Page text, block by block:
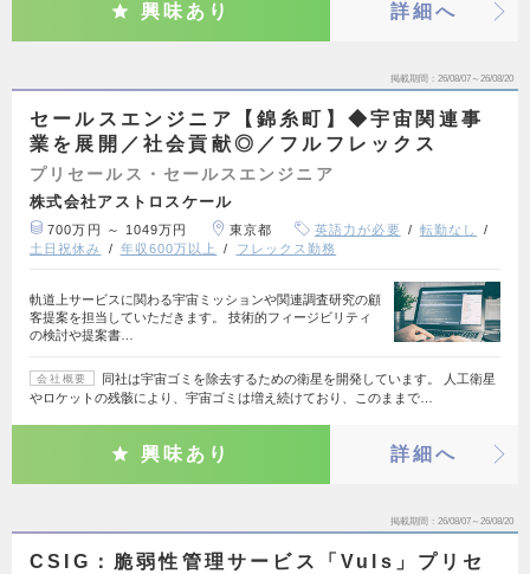
興味あり 詳細へ
掲載期間 26/08/07～26/08/20
セールスエンジニア【錦糸町】◆宇宙関連事
業を展開／社会貢献◎／フルフレックス
プリセールス・セールスエンジニア
株式会社アストロスケール
700万円 ～ 1049万円 東京都 英語力が必要
転勤なし
土日祝休み
年収600万以上 フレックス勤務
軌道上サービスに関わる宇宙ミッションや関連調査研究の顧
客提案を担当していただきます。 技術的フィージビリティ
の検討や提案書…
会社概要
同社は宇宙ゴミを除去するための衛星を開発しています。 人工衛星
やロケットの残骸により、宇宙ゴミは増え続けており、このままで…
興味あり 詳細へ
掲載期間 26/08/07～26/08/20
CSIG：脆弱性管理サービス「Vuls」プリセ